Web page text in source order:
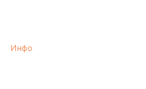
Инфо